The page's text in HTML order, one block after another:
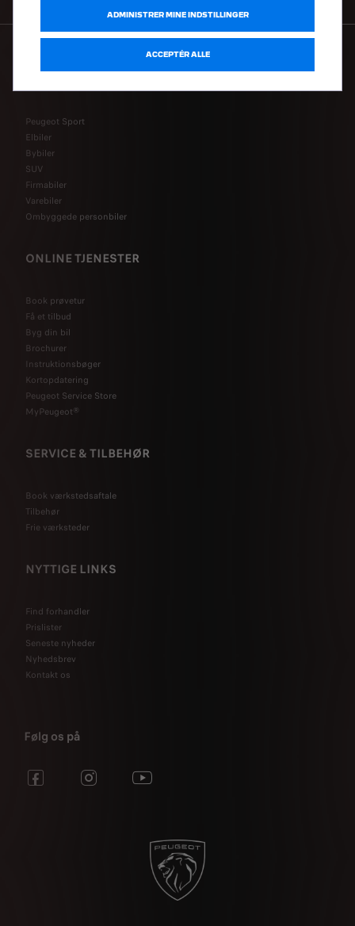
Peugeot Sport
Elbiler
Bybiler
SUV
Firmabiler
Varebiler
Ombyggede personbiler
ONLINE TJENESTER
Book prøvetur
Få et tilbud
Byg din bil
Brochurer
Instruktionsbøger
Kortopdatering
Peugeot Service Store
MyPeugeot®
SERVICE & TILBEHØR
Book værkstedsaftale
Tilbehør
Frie værksteder
NYTTIGE LINKS
Find forhandler
Prislister
Seneste nyheder
Nyhedsbrev
Kontakt os
Følg os på
ADMINISTRER MINE INDSTILLINGER
ACCEPTÉR ALLE